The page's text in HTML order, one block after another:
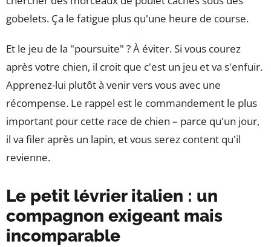
gobelets. Ça le fatigue plus qu'une heure de course.
Et le jeu de la "poursuite" ? À éviter. Si vous courez
après votre chien, il croit que c'est un jeu et va s'enfuir.
Apprenez-lui plutôt à venir vers vous avec une
récompense. Le rappel est le commandement le plus
important pour cette race de chien – parce qu'un jour,
il va filer après un lapin, et vous serez content qu'il
revienne.
Le petit lévrier italien : un
compagnon exigeant mais
incomparable